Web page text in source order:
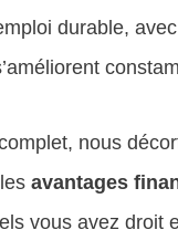
durable,
nous
avantages
vous avez droit